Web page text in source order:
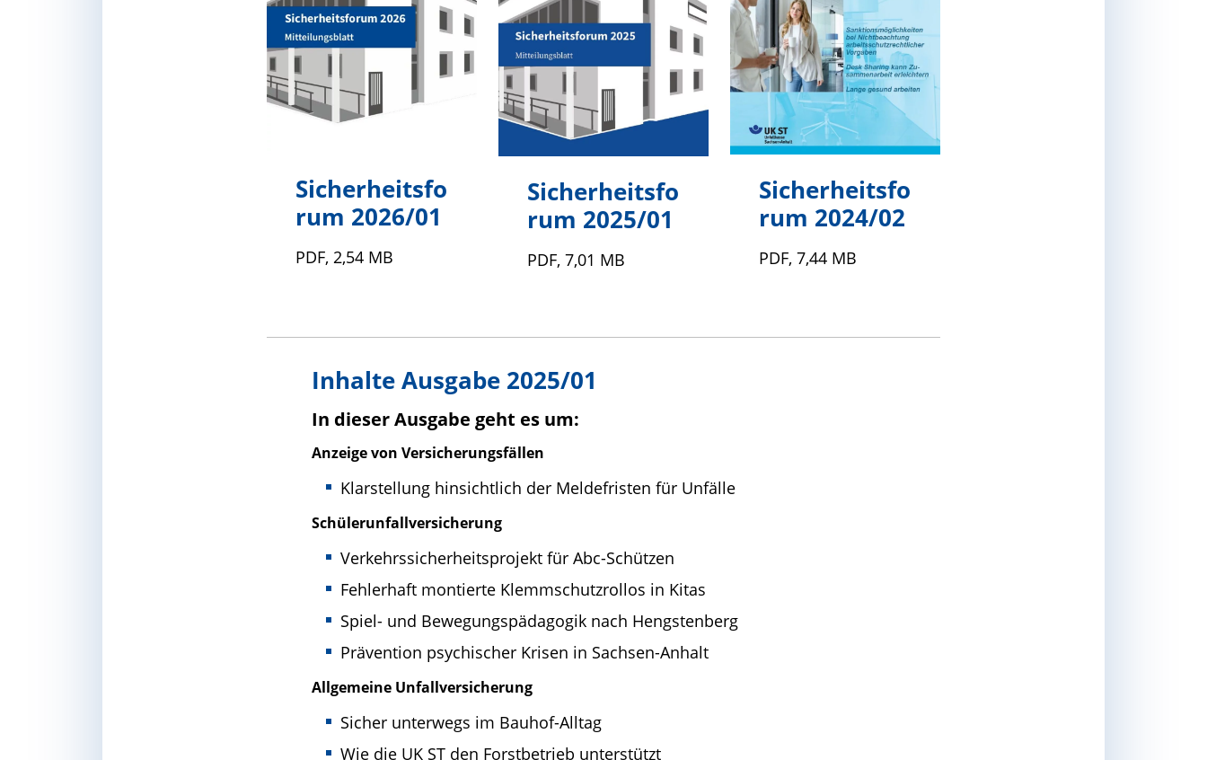
Sicherheitsfo
rum 2026/01
PDF, 2,54 MB
Sicherheitsfo
rum 2025/01
PDF, 7,01 MB
Sicherheitsfo
rum 2024/02
PDF, 7,44 MB
Inhalte Ausgabe 2025/01
In dieser Ausgabe geht es um:
Anzeige von Versicherungsfällen
Klarstellung hinsichtlich der Meldefristen für Unfälle
Schülerunfallversicherung
Verkehrssicherheitsprojekt für Abc-Schützen
Fehlerhaft montierte Klemmschutzrollos in Kitas
Spiel- und Bewegungspädagogik nach Hengstenberg
Prävention psychischer Krisen in Sachsen-Anhalt
Allgemeine Unfallversicherung
Sicher unterwegs im Bauhof-Alltag
Wie die UK ST den Forstbetrieb unterstützt